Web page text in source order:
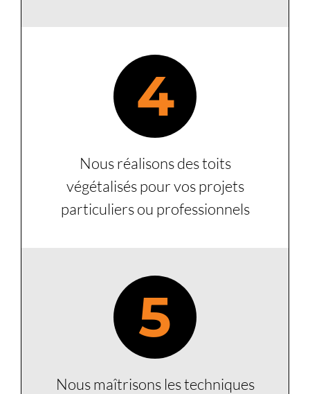
4
Nous réalisons des toits
végétalisés pour vos projets
particuliers ou professionnels
5
Nous maîtrisons les techniques